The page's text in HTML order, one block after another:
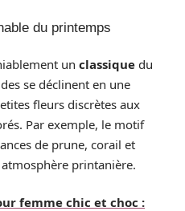
du printemps
un classique du
se déclinent en une
fleurs discrètes aux
Par exemple, le motif
de prune, corail et
printanière.
femme chic et choc :